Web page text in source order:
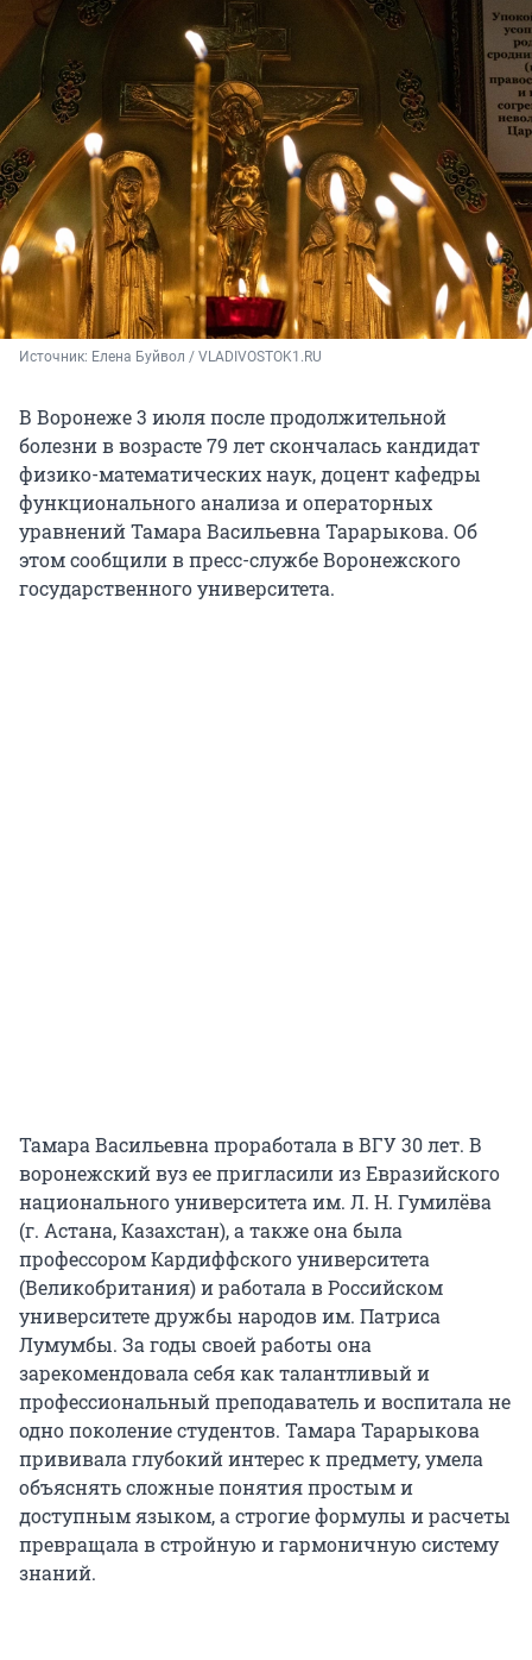
Источник: Елена Буйвол / VLADIVOSTOK1.RU
В Воронеже 3 июля после продолжительной
болезни в возрасте 79 лет скончалась кандидат
физико-математических наук, доцент кафедры
функционального анализа и операторных
уравнений Тамара Васильевна Тарарыкова. Об
этом сообщили в пресс-службе Воронежского
государственного университета.
Тамара Васильевна проработала в ВГУ 30 лет. В
воронежский вуз ее пригласили из Евразийского
национального университета им. Л. Н. Гумилёва
(г. Астана, Казахстан), а также она была
профессором Кардиффского университета
(Великобритания) и работала в Российском
университете дружбы народов им. Патриса
Лумумбы. За годы своей работы она
зарекомендовала себя как талантливый и
профессиональный преподаватель и воспитала не
одно поколение студентов. Тамара Тарарыкова
прививала глубокий интерес к предмету, умела
объяснять сложные понятия простым и
доступным языком, а строгие формулы и расчеты
превращала в стройную и гармоничную систему
знаний.